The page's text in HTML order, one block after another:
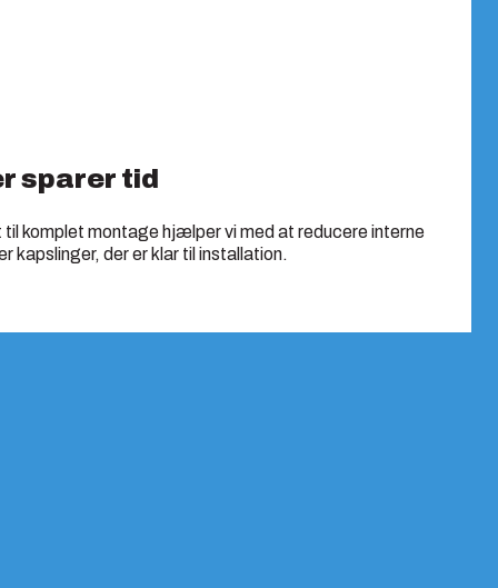
sparer tid
til komplet montage hjælper vi med at reducere interne
kapslinger, der er klar til installation.